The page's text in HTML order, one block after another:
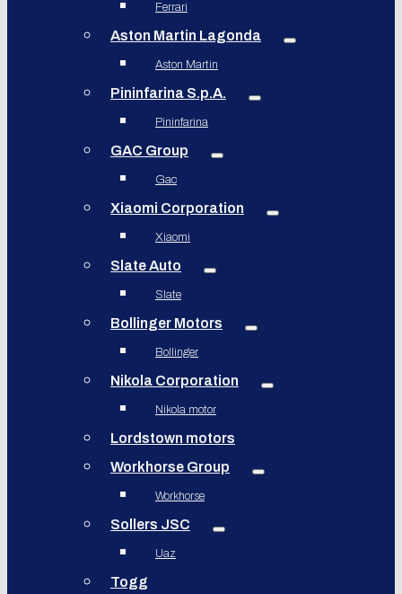
Ferrari
Aston Martin Lagonda
Aston Martin
Pininfarina S.p.A.
Pininfarina
GAC Group
Gac
Xiaomi Corporation
Xiaomi
Slate Auto
Slate
Bollinger Motors
Bollinger
Nikola Corporation
Nikola motor
Lordstown motors
Workhorse Group
Workhorse
Sollers JSC
Uaz
Togg